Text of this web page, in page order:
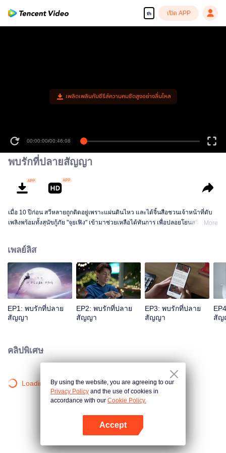
th เปิด APP
เพลิดเพลินกับซีรีส์ความคมชัดสูงอย่างลื่นไหล
00:00:00/00:46:08
พบรักที่ปลายสัญญา
เมื่อ 10 ปีก่อน สวีหลายถูกติดอยู่เพราะแผ่นดินไหว และได้จิ้นสือชวนเจ้าหน้าที่ดับ
เพลิงพร้อมทั้งสุนัขกู้ภัย "จุยเฟิง" เข้ามาช่วยเหลือได้ทันการ เพื่อปลอยโยนสวีหลายที่
นานาชาติ เธอได้พบกับจิ้นสือชวนอีกครั้งในสถานที่กู้ภัย จิ้นสือชวนไม่เพียงแต่จำสวี
หลายไม่ได้ แต่ยังเข้าใจผิดว่าเธอคือนักข่าวที่ไร้จริยธรรมอีกด้วย สวีหลายไม่สน
ความเข้าใจผิด และแจ้งชื่อแซ่ที่แท้จริงให้กับหน่วยกู้ภัย ในขณะสร้างทีมค้นหาและ
ช่วยเหลือสุนัข สวีหลายใช้ตัวตนของเธอที่เป็นครูฝึกสุนัขกลายมาเป็นคู่หูของจิ้นสื
อชวน ใช้ทักษะอันเชี่ยวชาญเอาชนะผู้คน และมอบ "ผิงอาน" สุนัขกู้ภัยของตนให้
จิ้นสือชวน ทำให้เขาเดินออกจากเงา "จุยเฟิง" ของแฟนเก่าได้ ทั้งสองที่เป็นนักข่าว
และเจ้าหน้าที่ดับเพลิงมักจะได้พบกันในยามอันตราย ท่ามกลางการช่วยเหลือใน
เหตุการณ์ฉุกเฉินครั้งแล้วครั่งเล่า ทั้งสองคนที่ผ่านการทดสอบความเป็นตายของ
ไหม้ ครั้งนี้ เปลี่ยนมาเป็นสวีหลายที่พา "ผิงอาน" ตามหาจิ้นสือชวนจากทุกซอกทุก
มุมจนเจอ สุดท่ายทั้งคู่ก็ได้ครองรักกันอย่างสมหวัง
More
เพลย์ลิส
EP1: พบรักที่ปลาย
สัญญา
EP2: พบรักที่ปลาย
สัญญา
EP3: พบรักที่ปลาย
สัญญา
สัญ
คลิปพิเศษ
Loading…By using the website, you are agreeing to our
Privacy Policy and the use of cookies in
accordance with our Cookie Policy.
Accept